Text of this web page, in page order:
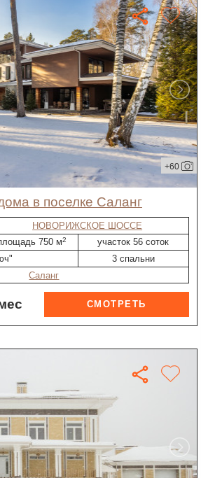
+60
в поселке Саланг
НОВОРИЖСКОЕ ШОССЕ
750 м2
участок 56 соток
3 спальни
Саланг